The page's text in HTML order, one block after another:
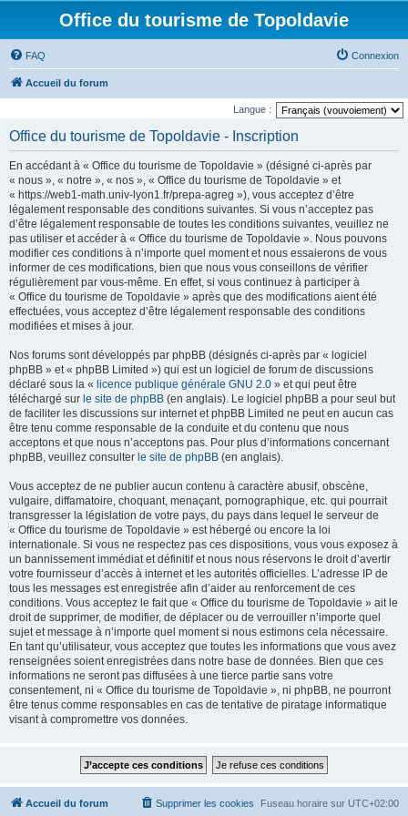
Office du tourisme de Topoldavie
FAQ Connexion
Accueil du forum
Langue :
Office du tourisme de Topoldavie - Inscription
En accédant à « Office du tourisme de Topoldavie » (désigné ci-après par
« nous », « notre », « nos », « Office du tourisme de Topoldavie » et
« https://web1-math.univ-lyon1.fr/prepa-agreg »), vous acceptez d’être
légalement responsable des conditions suivantes. Si vous n’acceptez pas
d’être légalement responsable de toutes les conditions suivantes, veuillez ne
pas utiliser et accéder à « Office du tourisme de Topoldavie ». Nous pouvons
modifier ces conditions à n’importe quel moment et nous essaierons de vous
informer de ces modifications, bien que nous vous conseillons de vérifier
régulièrement par vous-même. En effet, si vous continuez à participer à
« Office du tourisme de Topoldavie » après que des modifications aient été
effectuées, vous acceptez d’être légalement responsable des conditions
modifiées et mises à jour.
Nos forums sont développés par phpBB (désignés ci-après par « logiciel
phpBB » et « phpBB Limited ») qui est un logiciel de forum de discussions
déclaré sous la « licence publique générale GNU 2.0 » et qui peut être
téléchargé sur le site de phpBB (en anglais). Le logiciel phpBB a pour seul but
de faciliter les discussions sur internet et phpBB Limited ne peut en aucun cas
être tenu comme responsable de la conduite et du contenu que nous
acceptons et que nous n’acceptons pas. Pour plus d’informations concernant
phpBB, veuillez consulter le site de phpBB (en anglais).
Vous acceptez de ne publier aucun contenu à caractère abusif, obscène,
vulgaire, diffamatoire, choquant, menaçant, pornographique, etc. qui pourrait
transgresser la législation de votre pays, du pays dans lequel le serveur de
« Office du tourisme de Topoldavie » est hébergé ou encore la loi
internationale. Si vous ne respectez pas ces dispositions, vous vous exposez à
un bannissement immédiat et définitif et nous nous réservons le droit d’avertir
votre fournisseur d’accès à internet et les autorités officielles. L’adresse IP de
tous les messages est enregistrée afin d’aider au renforcement de ces
conditions. Vous acceptez le fait que « Office du tourisme de Topoldavie » ait le
droit de supprimer, de modifier, de déplacer ou de verrouiller n’importe quel
sujet et message à n’importe quel moment si nous estimons cela nécessaire.
En tant qu’utilisateur, vous acceptez que toutes les informations que vous avez
renseignées soient enregistrées dans notre base de données. Bien que ces
informations ne seront pas diffusées à une tierce partie sans votre
consentement, ni « Office du tourisme de Topoldavie », ni phpBB, ne pourront
être tenus comme responsables en cas de tentative de piratage informatique
visant à compromettre vos données.
Accueil du forum Fuseau horaire sur UTC+02:00
Supprimer les cookies